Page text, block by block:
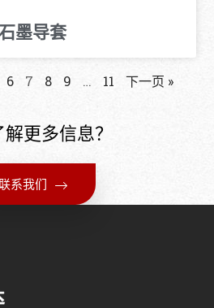
墨导套
6 7 8 9 … 11 下一页 »
更多信息？
系我们